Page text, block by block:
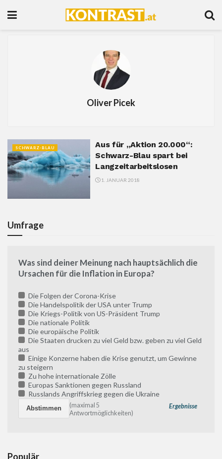
Oliver Picek
SCHWARZ-BLAU
Aus für „Aktion 20.000“:
Schwarz-Blau spart bei
Langzeitarbeitslosen
1. JANUAR 2018
Umfrage
Was sind deiner Meinung nach hauptsächlich die
Ursachen für die Inflation in Europa?
Die Folgen der Corona-Krise
Die Handelspolitik der USA unter Trump
Die Kriegs-Politik von US-Präsident Trump
Die nationale Politik
Die europäische Politik
Die Staaten drucken zu viel Geld bzw. geben zu viel Geld
aus
Einige Konzerne haben die Krise genutzt, um Gewinne
zu steigern
Zu hohe internationale Zölle
Europas Sanktionen gegen Russland
Russlands Angriffskrieg gegen die Ukraine
Ergebnisse
(maximal 5
Antwortmöglichkeiten)
Populär